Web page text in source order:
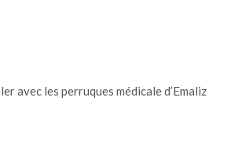
avec les perruques médicale d’Emaliz